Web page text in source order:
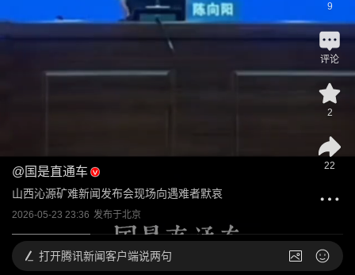
@ 国是直通车
山西沁源矿难新闻发布会现场向遇难者默哀
2026-05-23 23:36 发布于北京
9
评论
2
22
打开腾讯新闻客户端说两句